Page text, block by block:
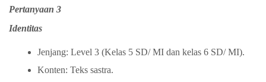
Pertanyaan 3
Identitas
Jenjang: Level 3 (Kelas 5 SD/ MI dan kelas 6 SD/ MI).
Konten: Teks sastra.